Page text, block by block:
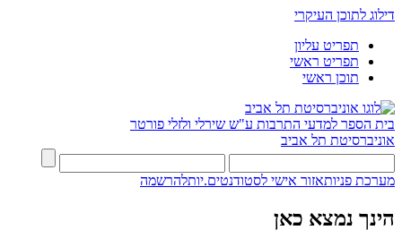
דילוג לתוכן העיקרי
תפריט עליון
תפריט ראשי
תוכן ראשי
בית הספר למדעי התרבות ע"ש שירלי ולזלי פורטר
אוניברסיטת תל אביב
מערכת פניותאזור אישי לסטודנטים.יותלהרשמה
הינך נמצא כאן